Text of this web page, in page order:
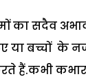
का सदैव
या बच्चों के
हैं.कभी